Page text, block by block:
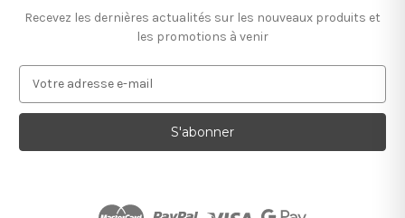
Recevez les dernières actualités sur les nouveaux produits et
les promotions à venir
r
s